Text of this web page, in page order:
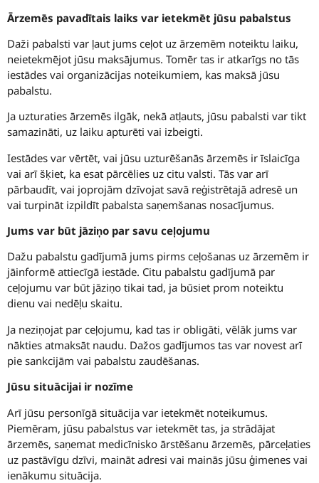
Ārzemēs pavadītais laiks var ietekmēt jūsu pabalstus
Daži pabalsti var ļaut jums ceļot uz ārzemēm noteiktu laiku,
neietekmējot jūsu maksājumus. Tomēr tas ir atkarīgs no tās
iestādes vai organizācijas noteikumiem, kas maksā jūsu
pabalstu.
Ja uzturaties ārzemēs ilgāk, nekā atļauts, jūsu pabalsti var tikt
samazināti, uz laiku apturēti vai izbeigti.
Iestādes var vērtēt, vai jūsu uzturēšanās ārzemēs ir īslaicīga
vai arī šķiet, ka esat pārcēlies uz citu valsti. Tās var arī
pārbaudīt, vai joprojām dzīvojat savā reģistrētajā adresē un
vai turpināt izpildīt pabalsta saņemšanas nosacījumus.
Jums var būt jāziņo par savu ceļojumu
Dažu pabalstu gadījumā jums pirms ceļošanas uz ārzemēm ir
jāinformē attiecīgā iestāde. Citu pabalstu gadījumā par
ceļojumu var būt jāziņo tikai tad, ja būsiet prom noteiktu
dienu vai nedēļu skaitu.
Ja neziņojat par ceļojumu, kad tas ir obligāti, vēlāk jums var
nākties atmaksāt naudu. Dažos gadījumos tas var novest arī
pie sankcijām vai pabalstu zaudēšanas.
Jūsu situācijai ir nozīme
Arī jūsu personīgā situācija var ietekmēt noteikumus.
Piemēram, jūsu pabalstus var ietekmēt tas, ja strādājat
ārzemēs, saņemat medicīnisko ārstēšanu ārzemēs, pārceļaties
uz pastāvīgu dzīvi, maināt adresi vai mainās jūsu ģimenes vai
ienākumu situācija.